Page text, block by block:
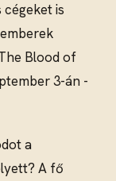
is
Blood of
3-án -
a
A fő